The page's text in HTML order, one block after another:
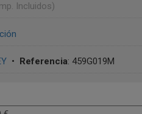
Incluidos)
• Referencia: 459G019M